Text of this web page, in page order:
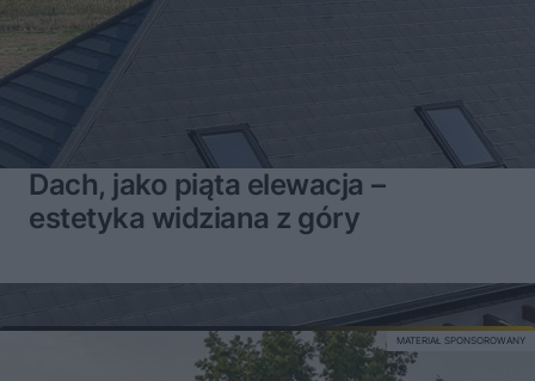
Dach, jako piąta elewacja –
estetyka widziana z góry
MATERIAŁ SPONSOROWANY